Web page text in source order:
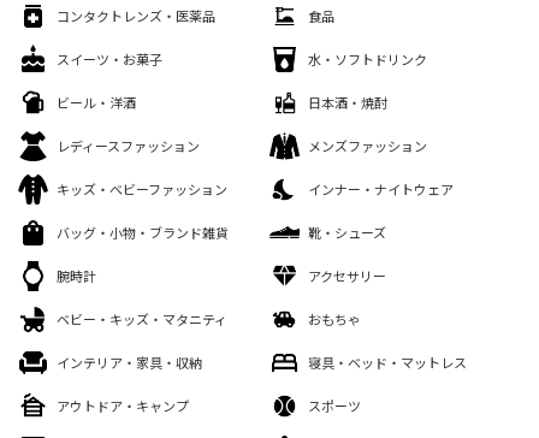
コンタクトレンズ・医薬品 食品
スイーツ・お菓子 水・ソフトドリンク
ビール・洋酒 日本酒・焼酎
レディースファッション メンズファッション
キッズ・ベビーファッション インナー・ナイトウェア
バッグ・小物・ブランド雑貨 靴・シューズ
腕時計 アクセサリー
ベビー・キッズ・マタニティ おもちゃ
インテリア・家具・収納 寝具・ベッド・マットレス
アウトドア・キャンプ スポーツ